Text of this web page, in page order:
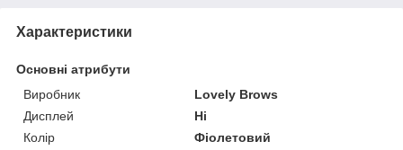
Характеристики
Основні атрибути
Виробник
Lovely Brows
Дисплей
Ні
Колір
Фіолетовий